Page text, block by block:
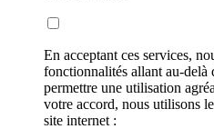
En acceptant ces services,
fonctionnalités allant au-delà
permettre une utilisation
votre accord, nous utilisons
site internet :